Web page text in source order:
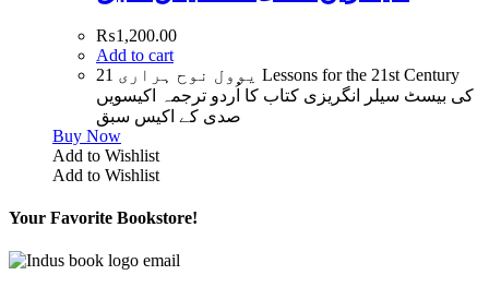
₨1,200.00
Add to cart
یوول نوح ہراری 21 Lessons for the 21st Century
کی بیسٹ سیلر انگریزی کتاب کا اُردو ترجمہ اکیسویں
صدی کے اکیس سبق
Buy Now
Add to Wishlist
Add to Wishlist
Your Favorite Bookstore!